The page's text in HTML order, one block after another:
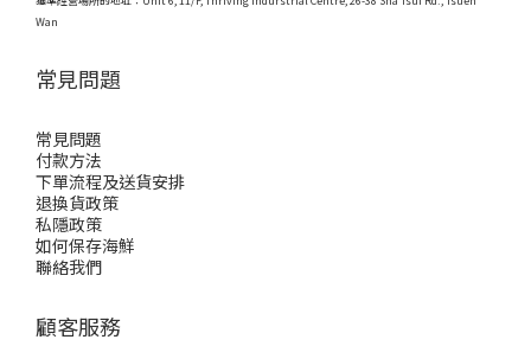
Wan
常見問題
常見問題
付款方法
下單流程及送貨安排
退換貨政策
私隱政策
如何保存海鮮
聯絡我們
顧客服務